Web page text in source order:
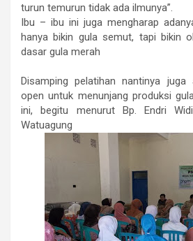
turun temurun tidak ada ilmunya”.
Ibu – ibu ini juga mengharap
hanya bikin gula semut, tapi bikin
dasar gula merah
Disamping pelatihan nantinya juga
open untuk menunjang produksi
ini, begitu menurut Bp. Endri
Watuagung